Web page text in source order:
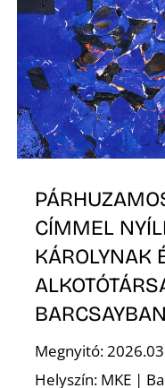
CÍMMEL
KÁROLYNAK
BARCSAYBAN
Megnyitó:
Helyszín: MKE |